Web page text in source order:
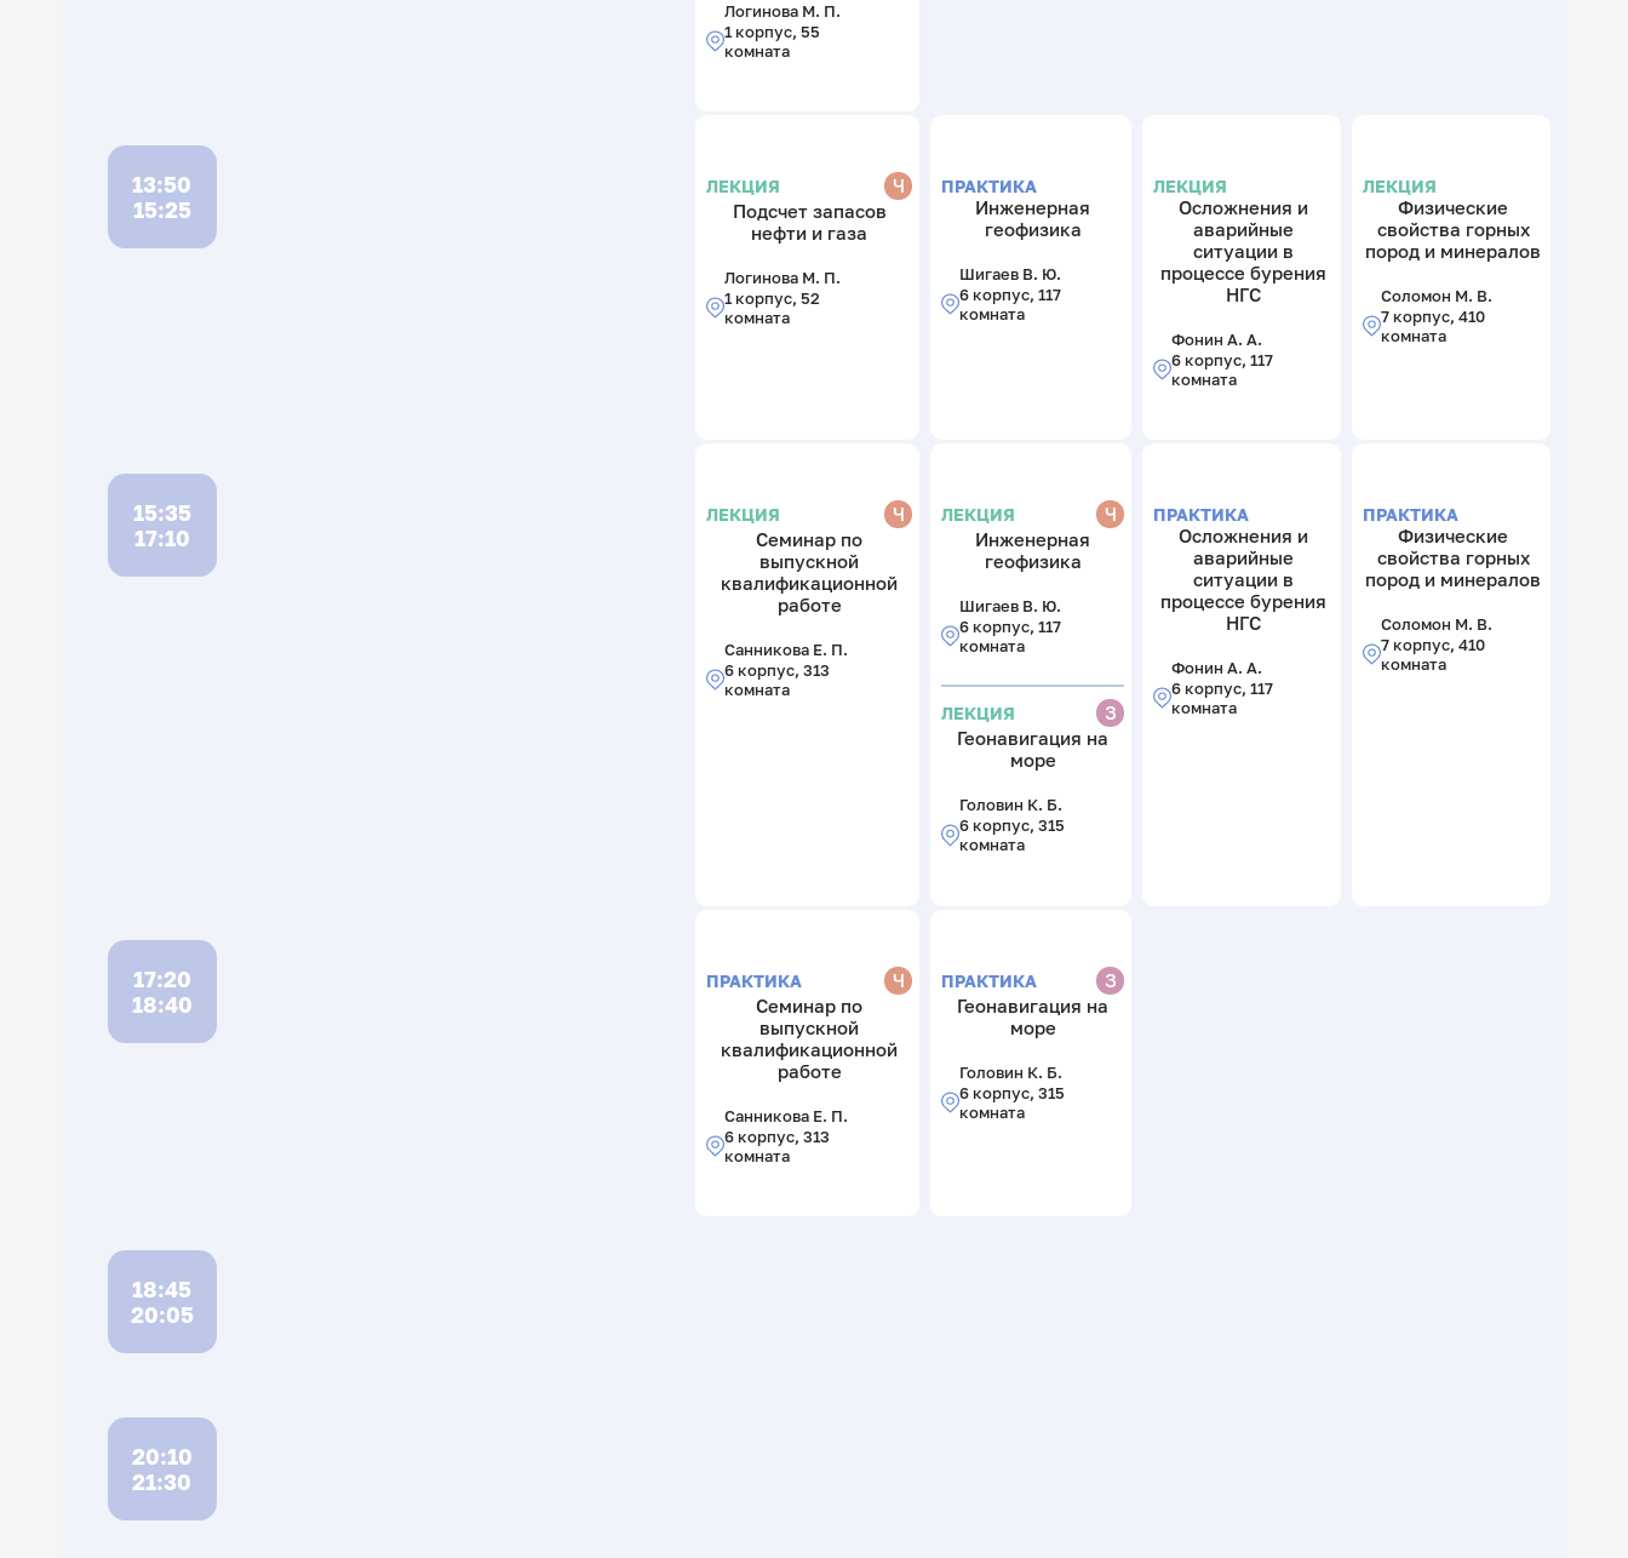
Логинова М. П.
1 корпус, 55
комната
13:50
15:25
ЛЕКЦИЯ
Ч
Подсчет запасов
нефти и газа
Логинова М. П.
1 корпус, 52
комната
ПРАКТИКА
Инженерная
геофизика
Шигаев В. Ю.
6 корпус, 117
комната
ЛЕКЦИЯ
Осложнения и
аварийные
ситуации в
процессе бурения
НГС
Фонин А. А.
6 корпус, 117
комната
ЛЕКЦИЯ
Физические
свойства горных
пород и минералов
Соломон М. В.
7 корпус, 410
комната
15:35
17:10
ЛЕКЦИЯ
Ч
Семинар по
выпускной
квалификационной
работе
Санникова Е. П.
6 корпус, 313
комната
ЛЕКЦИЯ
Ч
Инженерная
геофизика
Шигаев В. Ю.
6 корпус, 117
комната
ЛЕКЦИЯ
З
Геонавигация на
море
Головин К. Б.
6 корпус, 315
комната
ПРАКТИКА
Осложнения и
аварийные
ситуации в
процессе бурения
НГС
Фонин А. А.
6 корпус, 117
комната
ПРАКТИКА
Физические
свойства горных
пород и минералов
Соломон М. В.
7 корпус, 410
комната
17:20
18:40
ПРАКТИКА
Ч
Семинар по
выпускной
квалификационной
работе
Санникова Е. П.
6 корпус, 313
комната
ПРАКТИКА
З
Геонавигация на
море
Головин К. Б.
6 корпус, 315
комната
18:45
20:05
20:10
21:30